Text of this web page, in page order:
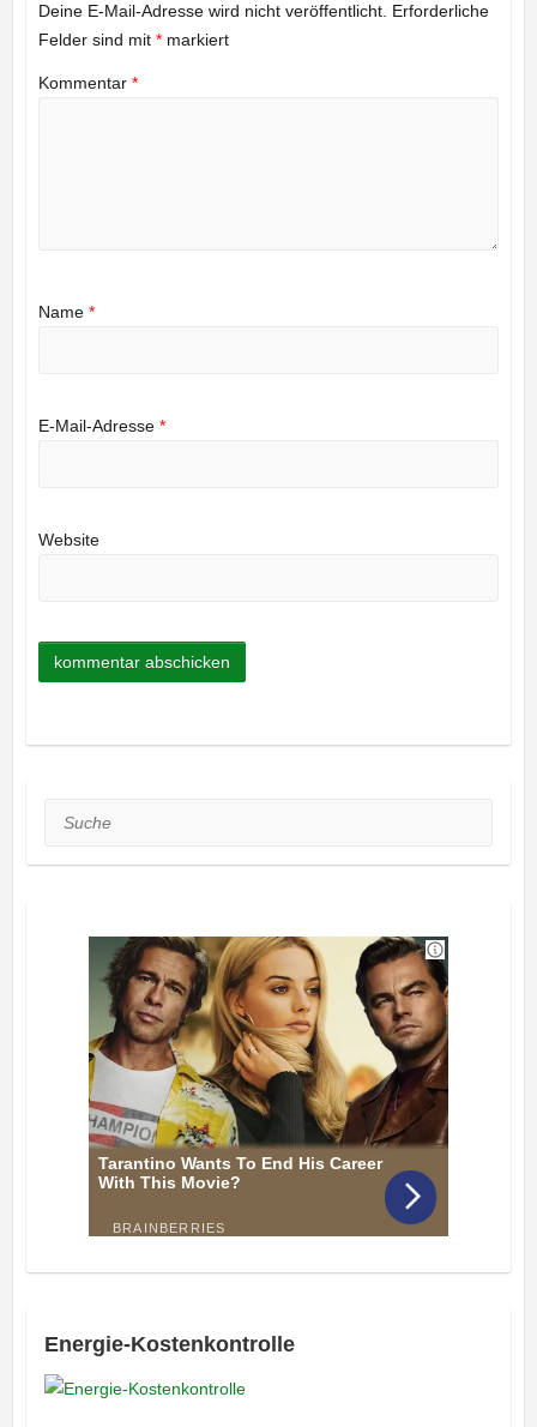
Deine E-Mail-Adresse wird nicht veröffentlicht. Erforderliche
Felder sind mit *markiert
Kommentar *
Name *
E-Mail-Adresse *
Website
Suche
Energie-Kostenkontrolle